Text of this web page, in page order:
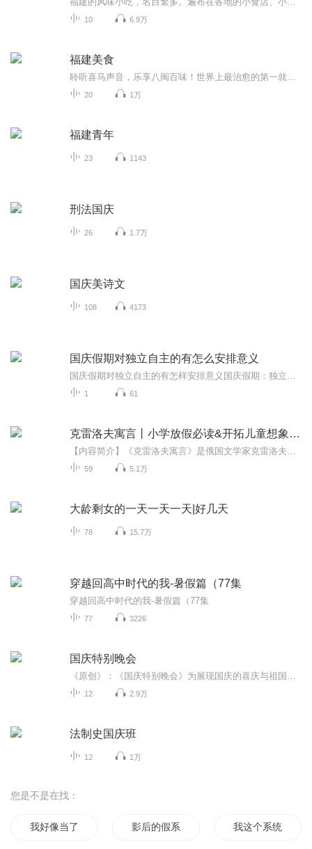
10 6.9万
福建美食
20 1万
福建青年
23 1143
刑法国庆
26 1.7万
国庆美诗文
108 4173
国庆假期对独立自主的有怎么安排意义
1 61
克雷洛夫寓言丨小学放假必读&开拓儿童想象空间丨经典
59 5.1万
大龄剩女的一天一天一天|好几天
78 15.7万
穿越回高中时代的我-暑假篇（77集
穿越回高中时代的我-暑假篇（77集
77 3226
国庆特别晚会
12 2.9万
法制史国庆班
12 1万
您是不是在找：
我好像当了个假女主 影后的假系统 我这个系统是假